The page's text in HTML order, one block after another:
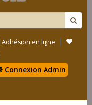
Adhésion en ligne |
Connexion Admin